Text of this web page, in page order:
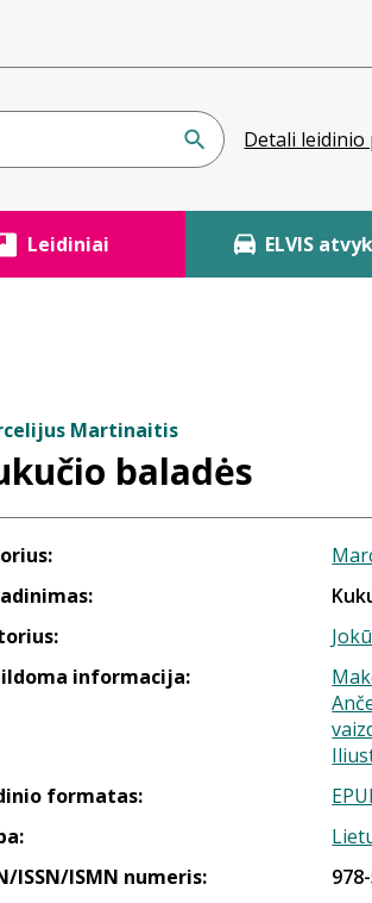
Detali leidinio
Leidiniai ELVIS
Martinaitis
baladės
informacija:
formatas:
ISSN/ISMN numeris: